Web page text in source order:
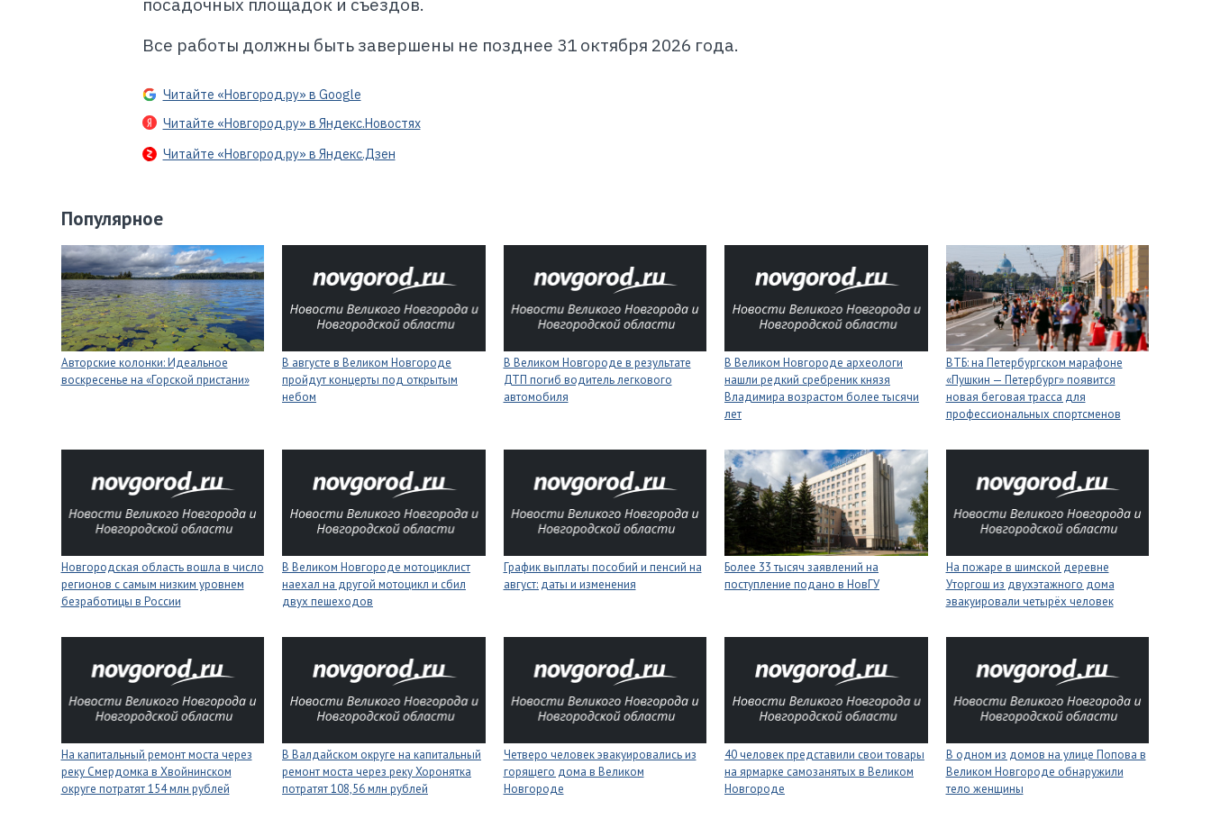
посадочных площадок и съездов.
Все работы должны быть завершены не позднее 31 октября 2026 года.
Читайте «Новгород.ру» в Google
Читайте «Новгород.ру» в Яндекс.Новостях
Читайте «Новгород.ру» в Яндекс.Дзен
Популярное
Авторские колонки: Идеальное
воскресенье на «Горской пристани»
В августе в Великом Новгороде
пройдут концерты под открытым
небом
В Великом Новгороде в результате
ДТП погиб водитель легкового
автомобиля
В Великом Новгороде археологи
нашли редкий сребреник князя
Владимира возрастом более тысячи
лет
ВТБ: на Петербургском марафоне
«Пушкин — Петербург» появится
новая беговая трасса для
профессиональных спортсменов
Новгородская область вошла в число
регионов с самым низким уровнем
безработицы в России
В Великом Новгороде мотоциклист
наехал на другой мотоцикл и сбил
двух пешеходов
График выплаты пособий и пенсий на
август: даты и изменения
Более 33 тысяч заявлений на
поступление подано в НовГУ
На пожаре в шимской деревне
Уторгош из двухэтажного дома
эвакуировали четырёх человек
На капитальный ремонт моста через
реку Смердомка в Хвойнинском
округе потратят 154 млн рублей
В Валдайском округе на капитальный
ремонт моста через реку Хоронятка
потратят 108,56 млн рублей
Четверо человек эвакуировались из
горящего дома в Великом
Новгороде
40 человек представили свои товары
на ярмарке самозанятых в Великом
Новгороде
В одном из домов на улице Попова в
Великом Новгороде обнаружили
тело женщины